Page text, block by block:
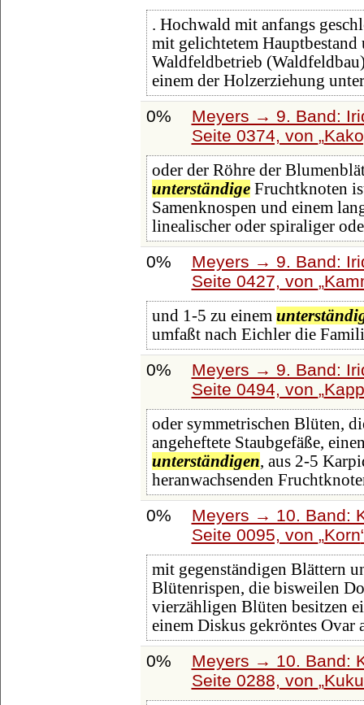
. Hochwald mit anfangs
mit gelichtetem
Waldfeldbetrieb
einem der Holzerziehung
0%
Meyers → 9. Band:
Seite 0374, von
oder der Röhre der
unterständigeFruchtknoten
Samenknospen und einem
linealischer oder spiraliger
0%
Meyers → 9. Band:
Seite 0427, von
und 1-5 zu einem
umfaßt nach Eichler die
0%
Meyers → 9. Band:
Seite 0494, von
oder symmetrischen Blüten,
angeheftete Staubgefäße,
unterständigen, aus 2-5
heranwachsenden
0%
Meyers → 10. Band:
Seite 0095, von Korn
mit gegenständigen Blättern
Blütenrispen, die bisweilen
vierzähligen Blüten besitzen
einem Diskus gekröntes Ovar
0%
Meyers → 10. Band:
Seite 0288, von